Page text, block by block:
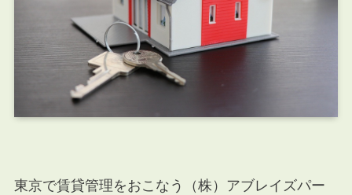
東京で賃貸管理をおこなう（株）アブレイズパー